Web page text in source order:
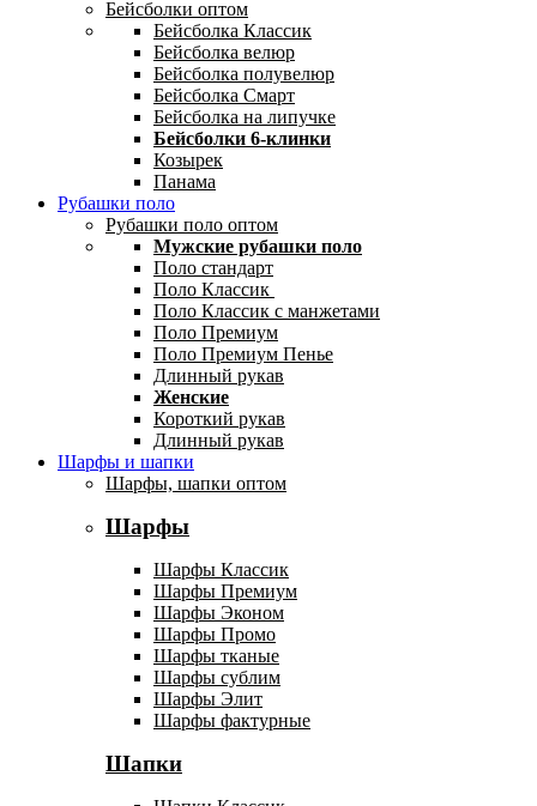
Бейсболки оптом
Бейсболка Классик
Бейсболка велюр
Бейсболка полувелюр
Бейсболка Смарт
Бейсболка на липучке
Бейсболки 6-клинки
Козырек
Панама
Рубашки поло
Рубашки поло оптом
Мужские рубашки поло
Поло стандарт
Поло Классик
Поло Классик с манжетами
Поло Премиум
Поло Премиум Пенье
Длинный рукав
Женские
Короткий рукав
Длинный рукав
Шарфы и шапки
Шарфы, шапки оптом
Шарфы
Шарфы Классик
Шарфы Премиум
Шарфы Эконом
Шарфы Промо
Шарфы тканые
Шарфы сублим
Шарфы Элит
Шарфы фактурные
Шапки